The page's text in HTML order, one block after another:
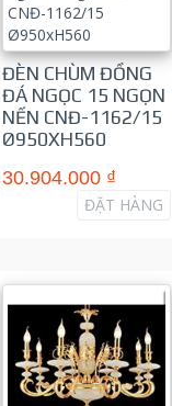
ĐÈN CHÙM ĐỒNG
ĐÁ NGỌC 15 NGỌN
NẾN CNĐ-1162/15
Ø950XH560
30.904.000 ₫
ĐẶT HÀNG